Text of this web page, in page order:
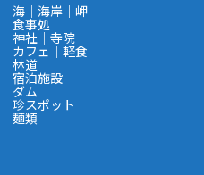
海｜海岸｜岬
食事処
神社｜寺院
カフェ｜軽食
林道
宿泊施設
ダム
珍スポット
麺類